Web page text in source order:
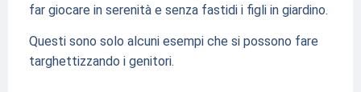
far giocare in serenità e senza fastidi i figli in giardino.
Questi sono solo alcuni esempi che si possono fare
targhettizzando i genitori.